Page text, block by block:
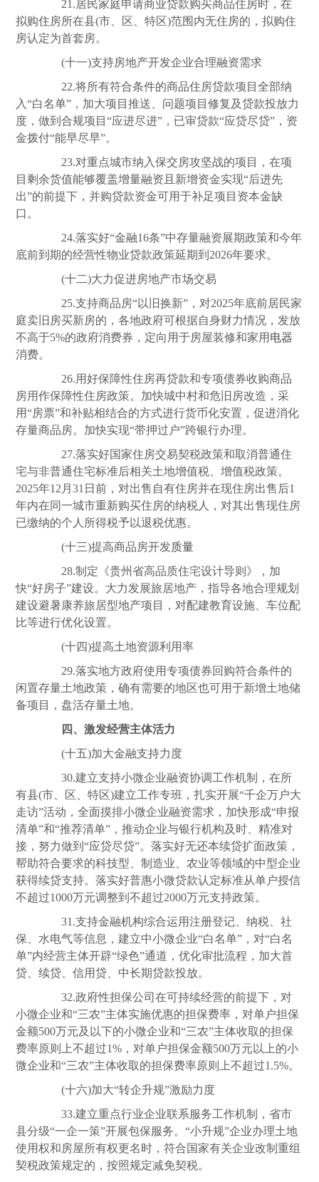
21.居民家庭申请商业贷款购买商品住房时，在
拟购住房所在县(市、区、特区)范围内无住房的，拟购住
房认定为首套房。
(十一)支持房地产开发企业合理融资需求
22.将所有符合条件的商品住房贷款项目全部纳
入“白名单”，加大项目推送、问题项目修复及贷款投放力
度，做到合规项目“应进尽进”，已审贷款“应贷尽贷”，资
金拨付“能早尽早”。
23.对重点城市纳入保交房攻坚战的项目，在项
目剩余货值能够覆盖增量融资且新增资金实现“后进先
出”的前提下，并购贷款资金可用于补足项目资本金缺
口。
24.落实好“金融16条”中存量融资展期政策和今年
底前到期的经营性物业贷款政策延期到2026年要求。
(十二)大力促进房地产市场交易
25.支持商品房“以旧换新”，对2025年底前居民家
庭卖旧房买新房的，各地政府可根据自身财力情况，发放
不高于5%的政府消费券，定向用于房屋装修和家用 电器
消费。
26.用好保障性住房再贷款和专项债券收购商品
房用作保障性住房政策。加快城中村和危旧房改造，采
用“房票”和补贴相结合的方式进行货币化安置，促进消化
存量商品房。加快实现“带押过户”跨银行办理。
27.落实好国家住房交易契税政策和取消普通住
宅与非普通住宅标准后相关土地增值税、增值税政策。
2025年12月31日前，对出售自有住房并在现住房出售后1
年内在同一城市重新购买住房的纳税人，对其出售现住房
已缴纳的个人所得税予以退税优惠。
(十三)提高商品房开发质量
28.制定《贵州省高品质住宅设计导则》，加
快“好房子”建设。大力发展旅居地产，指导各地合理规划
建设避暑康养旅居型地产项目，对配建教育设施、车位配
比等进行优化设置。
(十四)提高土地资源利用率
29.落实地方政府使用专项债券回购符合条件的
闲置存量土地政策，确有需要的地区也可用于新增土地储
备项目，盘活存量土地。
四、激发经营主体活力
(十五)加大金融支持力度
30.建立支持小微企业融资协调工作机制，在所
有县(市、区、特区)建立工作专班，扎实开展“千企万户大
走访”活动，全面摸排小微企业融资需求，加快形成“申报
清单”和“推荐清单”，推动企业与银行机构及时、精准对
接，努力做到“应贷尽贷”。落实好无还本续贷扩面政策，
帮助符合要求的科技型、制造业、农业等领域的中型企业
获得续贷支持。落实好普惠小微贷款认定标准从单户授信
不超过1000万元调整到不超过2000万元支持政策。
31.支持金融机构综合运用注册登记、纳税、社
保、水电气等信息，建立中小微企业“白名单”，对“白名
单”内经营主体开辟“绿色”通道，优化审批流程，加大首
贷、续贷、信用贷、中长期贷款投放。
32.政府性担保公司在可持续经营的前提下，对
小微企业和“三农”主体实施优惠的担保费率，对单户担保
金额500万元及以下的小微企业和“三农”主体收取的担保
费率原则上不超过1%，对单户担保金额500万元以上的小
微企业和“三农”主体收取的担保费率原则上不超过1.5%。
(十六)加大“转企升规”激励力度
33.建立重点行业企业联系服务工作机制，省市
县分级“一企一策”开展包保服务。“小升规”企业办理土地
使用权和房屋所有权更名时，符合国家有关企业改制重组
契税政策规定的，按照规定减免契税。